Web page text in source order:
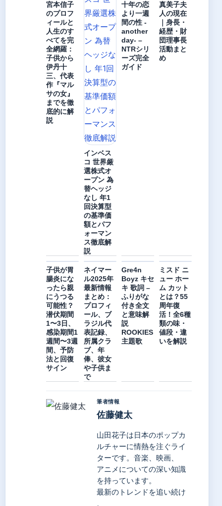
宮本信子
のプロフ
ィールと
人生のす
べてを完
全網羅：
子供から
伊丹十
三、代表
作『マル
サの女』
までを徹
底的に解
説
インベス
コ 世界厳
選株式オ
ープン 為
替ヘッジ
なし 年1
回決算型
の基準価
額とパフ
ォーマン
ス徹底解
説
十年の恋
より一週
間の性 -
another
day- –
NTRシリ
ーズ完全
ガイド
真美子夫
人の現在
｜身長・
経歴・財
団理事長
活動まと
め
子供が胃
腸炎にな
ったら親
にうつる
可能性？
潜伏期間
1〜3日、
感染期間1
週間〜3週
間、予防
法と回復
サイン
ネイマー
ル2025年
最新情報
まとめ：
プロフィ
ール、ブ
ラジル代
表記録、
所属クラ
ブ、年
俸、彼女
や子供ま
で
Gre4n
Boyz キセ
キ 歌詞 –
ふりがな
付き全文
と意味解
説
ROOKIES
主題歌
ミスド ニ
ュー ホー
ム カット
とは？55
周年復
活！全6種
類の味・
値段・違
いを解説
筆者情報
佐藤健太
山田花子は日本のポップカ
ルチャーに情熱を注ぐライ
ターです。音楽、映画、
アニメについての深い知識
を持っています。
最新のトレンドを追い続け